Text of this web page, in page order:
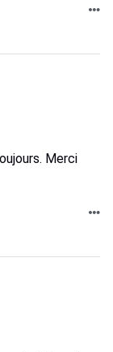
Merci